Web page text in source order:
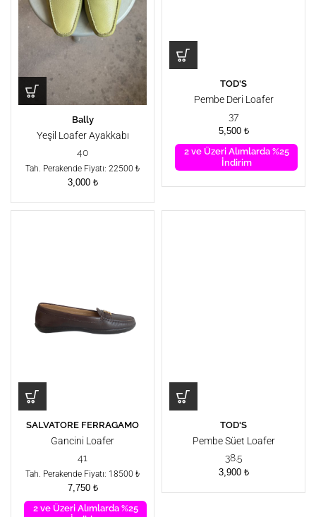
Bally
Yeşil Loafer Ayakkabı
40
Tah. Perakende Fiyatı: 22500 ₺
3,000 ₺
TOD'S
Pembe Deri Loafer
37
5,500 ₺
2 ve Üzeri Alımlarda %25
İndirim
SALVATORE FERRAGAMO
Gancini Loafer
41
Tah. Perakende Fiyatı: 18500 ₺
7,750 ₺
2 ve Üzeri Alımlarda %25
TOD'S
Pembe Süet Loafer
38.5
3,900 ₺